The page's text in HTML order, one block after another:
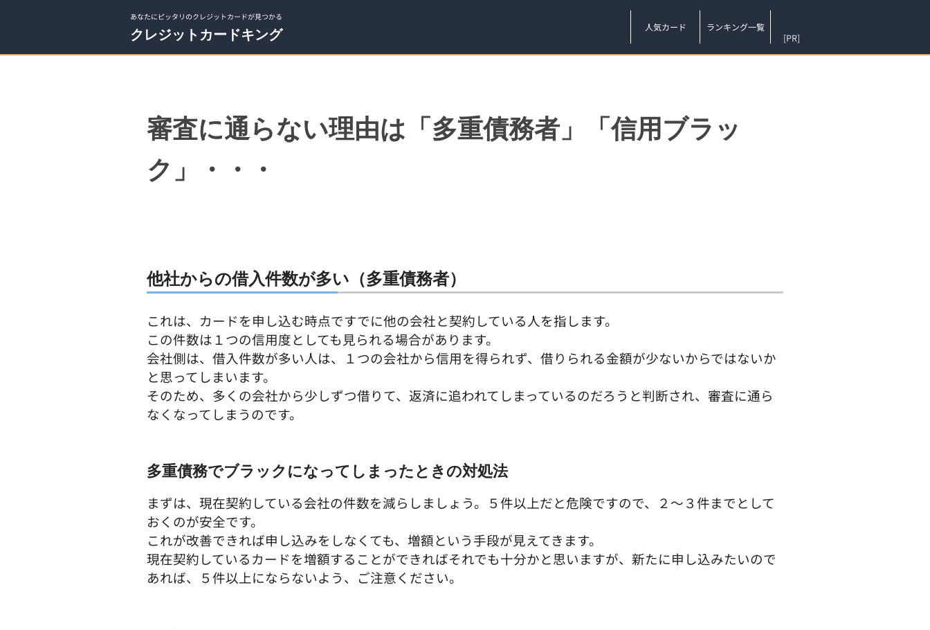
あなたにピッタリのクレジットカードが見つかる
クレジットカードキング 人気カード ランキング一覧
[PR]
審査に通らない理由は「多重債務者」「信用ブラッ
ク」・・・
他社からの借入件数が多い（多重債務者）
これは、カードを申し込む時点ですでに他の会社と契約している人を指します。
この件数は１つの信用度としても見られる場合があります。
会社側は、借入件数が多い人は、１つの会社から信用を得られず、借りられる金額が少ないからではないか
と思ってしまいます。
そのため、多くの会社から少しずつ借りて、返済に追われてしまっているのだろうと判断され、審査に通ら
なくなってしまうのです。
多重債務でブラックになってしまったときの対処法
まずは、現在契約している会社の件数を減らしましょう。５件以上だと危険ですので、２～３件までとして
おくのが安全です。
これが改善できれば申し込みをしなくても、増額という手段が見えてきます。
現在契約しているカードを増額することができればそれでも十分かと思いますが、新たに申し込みたいので
あれば、５件以上にならないよう、ご注意ください。